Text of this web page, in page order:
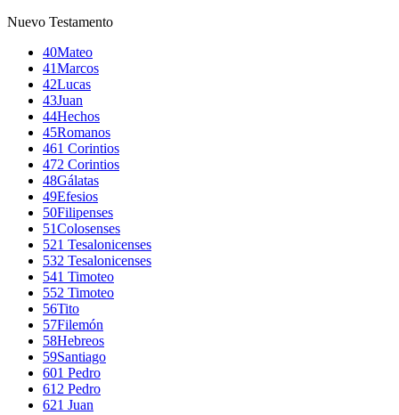
Nuevo Testamento
40Mateo
41Marcos
42Lucas
43Juan
44Hechos
45Romanos
461 Corintios
472 Corintios
48Gálatas
49Efesios
50Filipenses
51Colosenses
521 Tesalonicenses
532 Tesalonicenses
541 Timoteo
552 Timoteo
56Tito
57Filemón
58Hebreos
59Santiago
601 Pedro
61 2 Pedro
621 Juan